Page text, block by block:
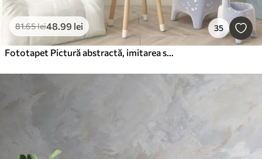
81.65lei48.99 lei 35
Fototapet Pictură abstractă, imitarea suprafeței de marmură a pietrei